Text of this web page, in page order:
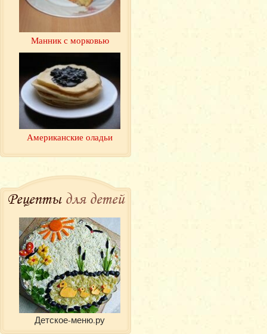
Манник с морковью
Американские оладьи
Рецепты для детей
Детское-меню.ру